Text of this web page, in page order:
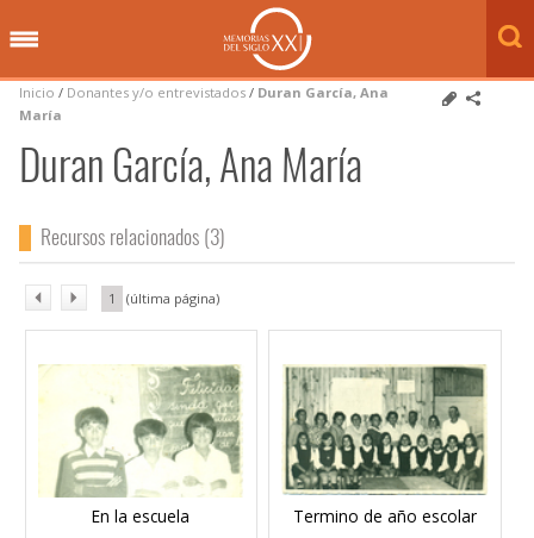
Inicio / Donantes y/o entrevistados / Duran García, Ana
María
Duran García, Ana María
Recursos relacionados (3)
En la escuela Termino de año escolar
1